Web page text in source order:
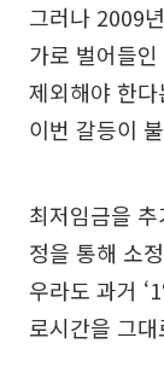
그러나 2009
가로 벌어들인
제외해야 한
이번 갈등이
최저임금을
정을 통해 소
우라도 과거
로시간을 그